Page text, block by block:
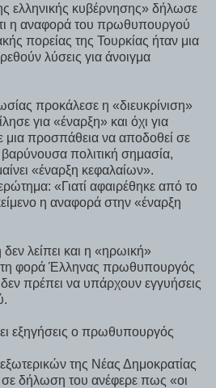
ελληνικής κυβέρνησης» δήλωσε
η αναφορά του πρωθυπουργού
πορείας της Τουρκίας ήταν μια
λύσεις για άνοιγμα
προκάλεσε η «διευκρίνιση»
για «έναρξη» και όχι για
μια προσπάθεια να αποδοθεί σε
πολιτική σημασία,
«έναρξη κεφαλαίων».
«Γιατί αφαιρέθηκε από το
η αναφορά στην «έναρξη
δεν λείπει και η «ηρωική»
φορά Έλληνας πρωθυπουργός
πρέπει να υπάρχουν εγγυήσεις
εξηγήσεις ο πρωθυπουργός
της Νέας Δημοκρατίας
δήλωση του ανέφερε πως «οι